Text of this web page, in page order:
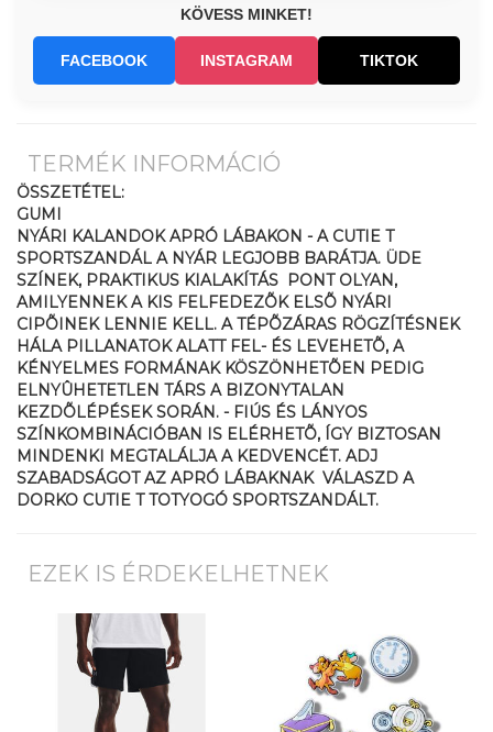
KÖVESS MINKET!
FACEBOOK INSTAGRAM TIKTOK
TERMÉK INFORMÁCIÓ
ÖSSZETÉTEL:
GUMI
NYÁRI KALANDOK APRÓ LÁBAKON - A CUTIE T
SPORTSZANDÁL A NYÁR LEGJOBB BARÁTJA. ÜDE
SZÍNEK, PRAKTIKUS KIALAKÍTÁS  PONT OLYAN,
AMILYENNEK A KIS FELFEDEZÕK ELSÕ NYÁRI
CIPÕINEK LENNIE KELL. A TÉPÕZÁRAS RÖGZÍTÉSNEK
HÁLA PILLANATOK ALATT FEL- ÉS LEVEHETÕ, A
KÉNYELMES FORMÁNAK KÖSZÖNHETÕEN PEDIG
ELNYÛHETETLEN TÁRS A BIZONYTALAN
KEZDÕLÉPÉSEK SORÁN. - FIÚS ÉS LÁNYOS
SZÍNKOMBINÁCIÓBAN IS ELÉRHETÕ, ÍGY BIZTOSAN
MINDENKI MEGTALÁLJA A KEDVENCÉT. ADJ
SZABADSÁGOT AZ APRÓ LÁBAKNAK  VÁLASZD A
DORKO CUTIE T TOTYOGÓ SPORTSZANDÁLT.
EZEK IS ÉRDEKELHETNEK